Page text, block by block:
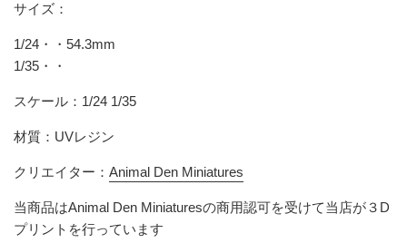
サイズ：
1/24・・54.3mm
1/35・・
スケール：1/24 1/35
材質：UVレジン
クリエイター： Animal Den Miniatures
当商品はAnimal Den Miniaturesの商用認可を受けて当店が３D
プリントを行っています